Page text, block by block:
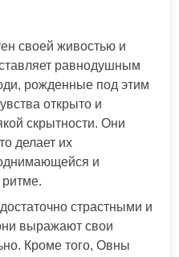
своей живостью и
равнодушным
рожденные под этим
открыто и
скрытности. Они
делает их
и
страстными и
выражают свои
Кроме того, Овны